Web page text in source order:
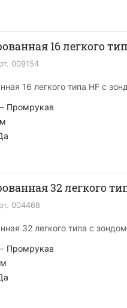
16 легкого
009154
16 легкого типа HF с
Промрукав
32 легкого
004468
32 легкого типа с
Промрукав